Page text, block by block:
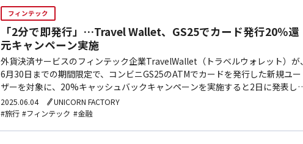
フィンテック
「2分で即発行」…Travel Wallet、GS25でカード発行20％還
元キャンペーン実施
外貨決済サービスのフィンテック企業TravelWallet（トラベルウォレット）が、
6月30日までの期間限定で、コンビニGS25のATMでカードを発行した新規ユー
ザーを対象に、20%キャッシュバックキャンペーンを実施すると2日に発表し
た。海外決済に特化したカードとして知られるTravelWal…
2025.06.04
UNICORN FACTORY
#旅行 #フィンテック #金融